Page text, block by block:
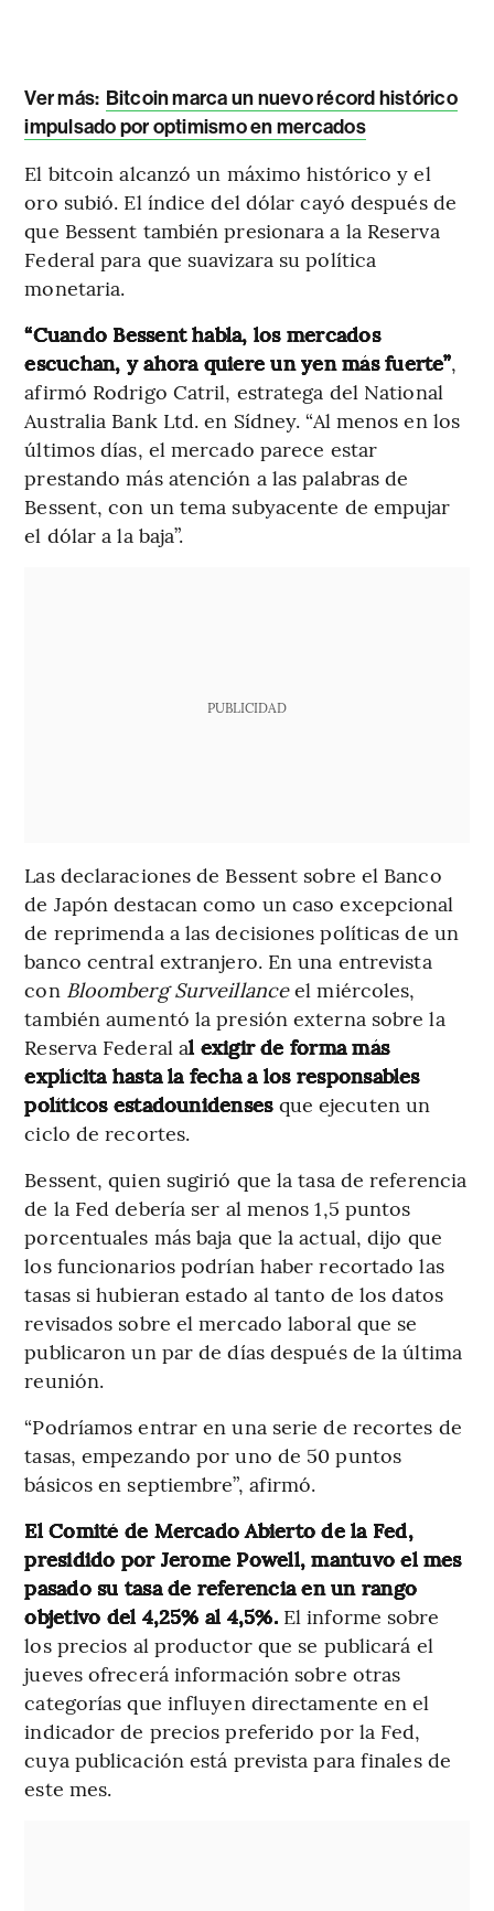
Ver más: Bitcoin marca un nuevo récord histórico
impulsado por optimismo en mercados
El bitcoin alcanzó un máximo histórico y el
oro subió. El índice del dólar cayó después de
que Bessent también presionara a la Reserva
Federal para que suavizara su política
monetaria.
“Cuando Bessent habla, los mercados
escuchan, y ahora quiere un yen más fuerte”,
afirmó Rodrigo Catril, estratega del National
Australia Bank Ltd. en Sídney. “Al menos en los
últimos días, el mercado parece estar
prestando más atención a las palabras de
Bessent, con un tema subyacente de empujar
el dólar a la baja”.
PUBLICIDAD
Las declaraciones de Bessent sobre el Banco
de Japón destacan como un caso excepcional
de reprimenda a las decisiones políticas de un
banco central extranjero. En una entrevista
con Bloomberg Surveillanceel miércoles,
también aumentó la presión externa sobre la
Reserva Federal al exigir de forma más
explícita hasta la fecha a los responsables
políticos estadounidenses que ejecuten un
ciclo de recortes.
Bessent, quien sugirió que la tasa de referencia
de la Fed debería ser al menos 1,5 puntos
porcentuales más baja que la actual, dijo que
los funcionarios podrían haber recortado las
tasas si hubieran estado al tanto de los datos
revisados sobre el mercado laboral que se
publicaron un par de días después de la última
reunión.
“Podríamos entrar en una serie de recortes de
tasas, empezando por uno de 50 puntos
básicos en septiembre”, afirmó.
El Comité de Mercado Abierto de la Fed,
presidido por Jerome Powell, mantuvo el mes
pasado su tasa de referencia en un rango
objetivo del 4,25% al 4,5%.El informe sobre
los precios al productor que se publicará el
jueves ofrecerá información sobre otras
categorías que influyen directamente en el
indicador de precios preferido por la Fed,
cuya publicación está prevista para finales de
este mes.